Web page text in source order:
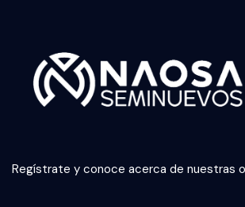
Regístrate y conoce acerca de nuestras